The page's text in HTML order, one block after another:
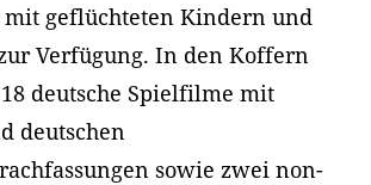
geflüchteten Kindern und
Verfügung. In den Koffern
deutsche Spielfilme mit
deutschen
sowie zwei non­